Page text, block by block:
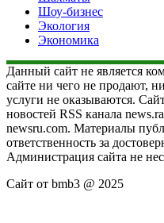
Шоу-бизнес
Экология
Экономика
Данный сайт не является
сайте ни чего не продают,
услуги не оказываются.
новостей RSS канала
newsru.com. Материалы
ответственность за
Администрация сайта не
Сайт от bmb3 @ 2025